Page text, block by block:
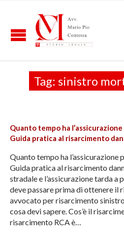
Tag: sinistro
Quanto tempo ha
Guida pratica al risarcimento
Quanto tempo ha l’assicurazione
Guida pratica al risarcimento
stradale e l’assicurazione tarda a
deve passare prima di ottenere il
avvocato per risarcimento
cosa devi sapere. Cos’è il
risarcimento RCA è…